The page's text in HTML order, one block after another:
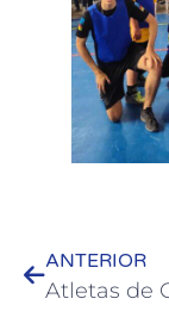
ANTERIOR